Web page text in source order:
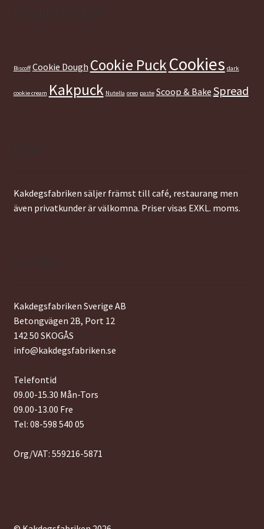
Biscoff Cookie Dough Cookie PuckCookies dark
cookie cream Kakpuck Nutella oreo paste Scoop & Bake Spread
Kakdegsfabriken säljer främst till café, restaurang men
även privatkunder är välkomna. Priser visas EXKL. moms.
Kakdegsfabriken Sverige AB
Betongvägen 2B, Port 12
142 50 SKOGÅS
info@kakdegsfabriken.se
Telefontid
09.00-15.30 Mån-Tors
09.00-13.00 Fre
Tel: 08-598 540 05
Org/VAT: 559216-5871